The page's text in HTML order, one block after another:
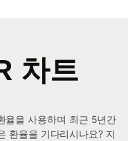
차트
율을 사용하며 최근 5년간
환율을 기다리시나요? 지